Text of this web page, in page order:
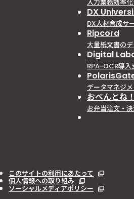
入力業務効率
DX
DX人材育成サ
Ripcord
大量紙文書の
Digital
RPA-OCR導入
データマネジ
おべんとね
お弁当注文・
このサイトの利用にあたって
個人情報への取り組み
ソーシャルメディアポリシー